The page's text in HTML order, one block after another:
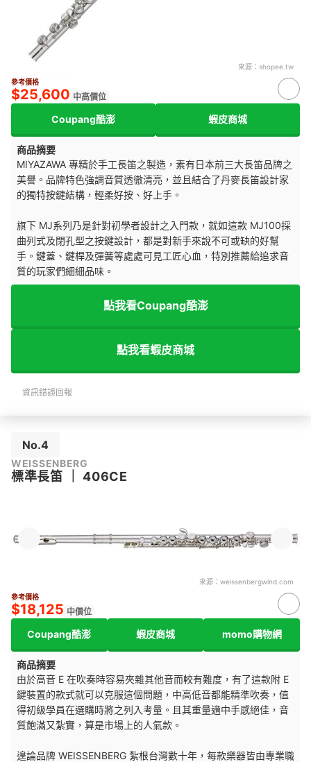
來源： shopee.tw
參考價格
$25,600 中高價位
Coupang酷澎 蝦皮商城
商品摘要
MIYAZAWA 專精於手工長笛之製造，素有日本前三大長笛品牌之
美譽。品牌特色強調音質透徹清亮，並且結合了丹麥長笛設計家
的獨特按鍵結構，輕柔好按、好上手。
旗下 MJ系列乃是針對初學者設計之入門款，就如這款 MJ100採
曲列式及閉孔型之按鍵設計，都是對新手來說不可或缺的好幫
手。鍵蓋、鍵桿及彈簧等處處可見工匠心血，特別推薦給追求音
質的玩家們細細品味。
點我看Coupang酷澎
點我看蝦皮商城
資訊錯誤回報
No.4
WEISSENBERG
標準長笛 ｜406CE
來源： weissenbergwind.com
參考價格
$18,125 中價位
Coupang酷澎 蝦皮商城 momo購物網
商品摘要
由於高音 E 在吹奏時容易夾雜其他音而較有難度，有了這款附 E
鍵裝置的款式就可以克服這個問題，中高低音都能精準吹奏，值
得初級學員在選購時將之列入考量。且其重量適中手感絕佳，音
質飽滿又紮實，算是市場上的人氣款。
遑論品牌 WEISSENBERG 紮根台灣數十年，每款樂器皆由專業職